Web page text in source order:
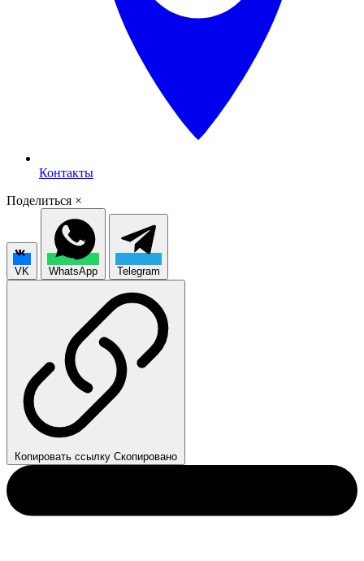
Контакты
Поделиться ×
VK WhatsApp Telegram
Копировать ссылку Скопировано